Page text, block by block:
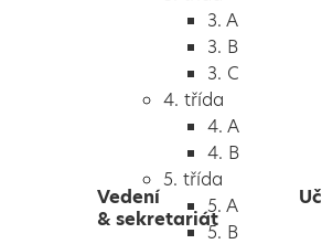
3. A
3. B
3. C
4. třída
4. A
4. B
5. třída
5. A
5. B
Vedení
& sekretariát